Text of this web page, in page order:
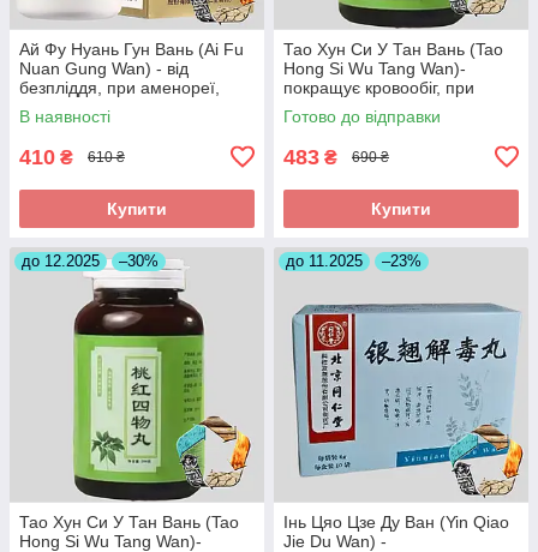
Ай Фу Нуань Гун Вань (Ai Fu
Nuan Gung Wan) - від
безпліддя, при аменореї,
загрозі викидня
В наявності
410 ₴ 610 ₴
Купити
Тао Хун Си У Тан Вань (Tao
Hong Si Wu Tang Wan)-
покращує кровообіг, при
інсульті, головних болях
Готово до відправки
483 ₴ 690 ₴
Купити
до 12.2025 –30%
Тао Хун Си У Тан Вань (Tao
Hong Si Wu Tang Wan)-
до 11.2025 –23%
Інь Цяо Цзе Ду Ван (Yin Qiao
Jie Du Wan) -